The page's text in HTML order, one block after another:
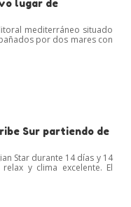
lugar de
mediterráneo situado
por dos mares con
Sur partiendo de
Star durante 14 días y 14
y clima excelente. El